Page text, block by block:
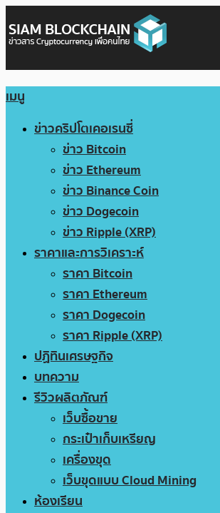
เมนู
ข่าวคริปโตเคอเรนซี่
ข่าว Bitcoin
ข่าว Ethereum
ข่าว Binance Coin
ข่าว Dogecoin
ข่าว Ripple (XRP)
ราคาและการวิเคราะห์
ราคา Bitcoin
ราคา Ethereum
ราคา Dogecoin
ราคา Ripple (XRP)
ปฏิทินเศรษฐกิจ
บทความ
รีวิวผลิตภัณฑ์
เว็บซื้อขาย
กระเป๋าเก็บเหรียญ
เครื่องขุด
เว็บขุดแบบ Cloud Mining
ห้องเรียน